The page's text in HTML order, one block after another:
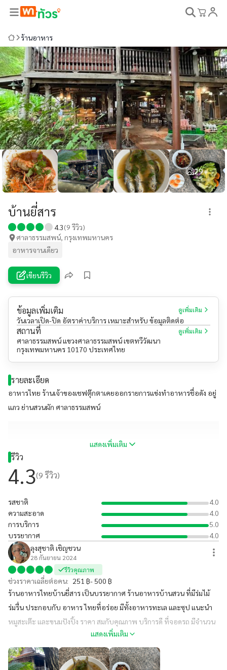
ร้านอาหาร
29+
บ้านยี่สาร
4.3(9 รีวิว)
ศาลาธรรมสพน์, กรุงเทพมหานคร
อาหารจานเดียว
เขียนรีวิว
ข้อมูลเพิ่มเติม ดูเพิ่มเติม
วันเวลาเปิด-ปิด อัตราค่าบริการ เหมาะสำหรับ ข้อมูลติดต่อ
สถานที่ ดูเพิ่มเติม
ศาลาธรรมสพน์ แขวงศาลาธรรมสพน์ เขตทวีวัฒนา
กรุงเทพมหานคร 10170 ประเทศไทย
รายละเอียด
อาหารไทย ร้านเจ้าของเชฟตุ๊กตาเคยออกรายการแข่งทำอาหารชื่อดัง อยู่
แภว ย่านสวนผัก ศาลาธรรมสพน์
แสดงเพิ่มเติม
รีวิว
4.3(9 รีวิว)
รสชาติ
4.0
ความสะอาด
4.0
การบริการ
5.0
บรรยากาศ
4.0
ลุงสุชาติ เชิญชวน
28 กันยายน 2024
รีวิวคุณภาพ
ช่วงราคาเฉลี่ยต่อคน: 251 ฿- 500 ฿
ร้านอาหารไทยบ้านยี่สาร เป็นบรรยากาศ ร้านอาหารบ้านสวน ที่มีร่มไม้
ร่มรื่น ประกอบกับ อาหาร ไทยที่อร่อย มีทั้งอาหารทะเล และซุป แนะนำ
หมูสะเต๊ะ และขนมปังปิ้ง ราคา สมกับคุณภาพ บริการดี ที่จอดรถ มีจำนวน
มาก มีโอกาสแวะมาลองทานกันครับแสดงเพิ่มเติม